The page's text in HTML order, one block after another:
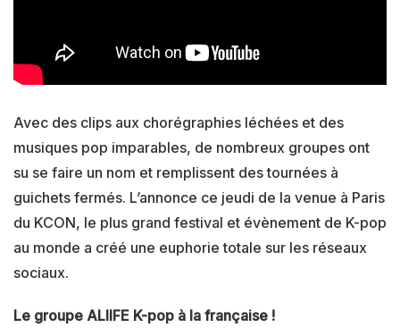
Avec des clips aux chorégraphies léchées et des
musiques pop imparables, de nombreux groupes ont
su se faire un nom et remplissent des tournées à
guichets fermés. L’annonce ce jeudi de la venue à Paris
du KCON, le plus grand festival et évènement de K-pop
au monde a créé une euphorie totale sur les réseaux
sociaux.
Le groupe ALIIFE K-pop à la française !